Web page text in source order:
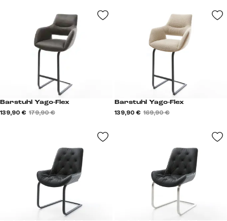
Barstuhl Yago-Flex
139,90 € 179,90 €
Barstuhl Yago-Flex
139,90 € 169,90 €